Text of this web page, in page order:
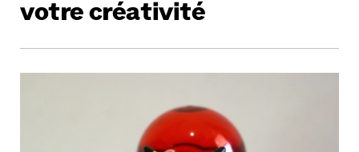
votre créativité